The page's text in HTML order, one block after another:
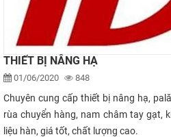
THIẾT BỊ NÂNG HẠ
01/06/2020 848
Chuyên cung cấp thiết bị nâng hạ,
rùa chuyển hàng, nam châm tay gạt,
liệu hàn, giá tốt, chất lượng cao.